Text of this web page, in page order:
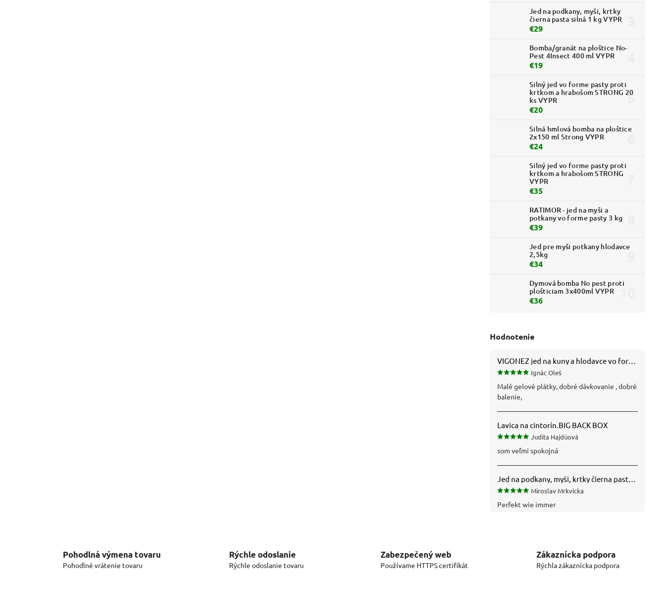
Jed na podkany, myši, krtky
čierna pasta silná 1 kg VYPR
€29
Bomba/granát na ploštice No-
Pest 4Insect 400 ml VYPR
€19
Silný jed vo forme pasty proti
krtkom a hrabošom STRONG 20
ks VYPR
€20
Silná hmlová bomba na ploštice
2x150 ml Strong VYPR
€24
Silný jed vo forme pasty proti
krtkom a hrabošom STRONG
VYPR
€35
RATIMOR - jed na myši a
potkany vo forme pasty 3 kg
€39
Jed pre myši potkany hlodavce
2,5kg
€34
Dymová bomba No pest proti
plošticiam 3x400ml VYPR
€36
Hodnotenie
VIGONEZ jed na kuny a hlodavce vo forme pasty 1,5 kg
Ignác Oleš
Malé gelové plátky, dobré dávkovanie , dobré
balenie,
Lavica na cintorín.BIG BACK BOX
Judita Hajdúová
som veľmi spokojná
Jed na podkany, myši, krtky čierna pasta silná 1 kg VYPR
Miroslav Mrkvicka
Perfekt wie immer
Pohodlná výmena tovaru
Pohodlné vrátenie tovaru
Rýchle odoslanie
Rýchle odoslanie tovaru
Zabezpečený web
Používame HTTPS certifikát
Zákaznícka podpora
Rýchla zákaznícka podpora